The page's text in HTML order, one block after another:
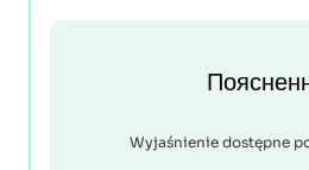
Wyjaśnienie dostępne